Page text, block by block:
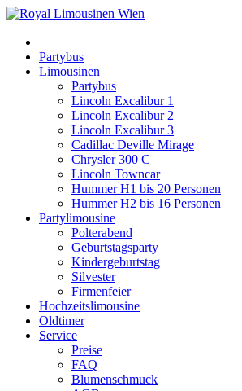
Partybus
Limousinen
Partybus
Lincoln Excalibur 1
Lincoln Excalibur 2
Lincoln Excalibur 3
Cadillac Deville Mirage
Chrysler 300 C
Lincoln Towncar
Hummer H1 bis 20 Personen
Hummer H2 bis 16 Personen
Partylimousine
Polterabend
Geburtstagsparty
Kindergeburtstag
Silvester
Firmenfeier
Hochzeitslimousine
Oldtimer
Service
Preise
FAQ
Blumenschmuck